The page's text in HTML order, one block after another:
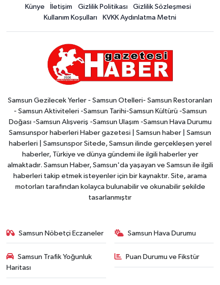
Künye İletişim Gizlilik Politikası
Gizlilik Sözleşmesi
Kullanım Koşulları
KVKK Aydınlatma Metni
Samsun Gezilecek Yerler - Samsun Otelleri- Samsun Restoranları
- Samsun Aktiviteleri -Samsun Tarihi-Samsun Kültürü -Samsun
Doğası -Samsun Alışveriş -Samsun Ulaşım -Samsun Hava Durumu
Samsunspor haberleri Haber gazetesi | Samsun haber | Samsun
haberleri | Samsunspor Sitede, Samsun ilinde gerçekleşen yerel
haberler, Türkiye ve dünya gündemi ile ilgili haberler yer
almaktadır. Samsun Haber, Samsun'da yaşayan ve Samsun ile ilgili
haberleri takip etmek isteyenler için bir kaynaktır. Site, arama
motorları tarafından kolayca bulunabilir ve okunabilir şekilde
tasarlanmıştır
Samsun Nöbetçi Eczaneler Samsun Hava Durumu
Samsun Trafik Yoğunluk
Haritası
Puan Durumu ve Fikstür